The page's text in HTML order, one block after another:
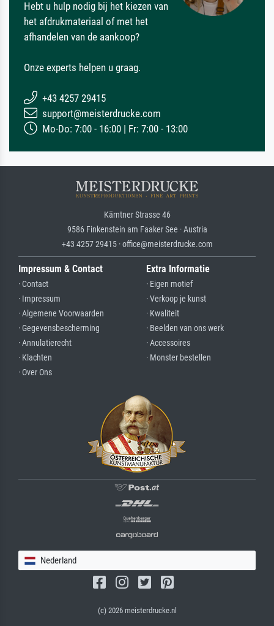
Hebt u hulp nodig bij het kiezen van
het afdrukmateriaal of met het
afhandelen van de aankoop?
Onze experts helpen u graag.
+43 4257 29415
support@meisterdrucke.com
Mo-Do: 7:00 - 16:00 | Fr: 7:00 - 13:00
Kärntner Strasse 46
9586 Finkenstein am Faaker See · Austria
+43 4257 29415 · office@meisterdrucke.com
Impressum & Contact
· Contact
· Impressum
· Algemene Voorwaarden
· Gegevensbescherming
· Annulatierecht
· Klachten
· Over Ons
Extra Informatie
· Eigen motief
· Verkoop je kunst
· Kwaliteit
· Beelden van ons werk
· Accessoires
· Monster bestellen
Nederland
(c) 2026 meisterdrucke.nl